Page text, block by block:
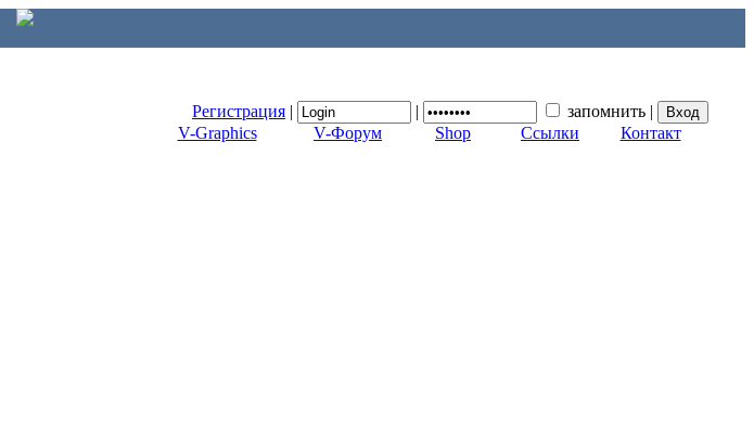
Регистрация | | запомнить |
V-Graphics
V-Форум Shop Ссылки Контакт